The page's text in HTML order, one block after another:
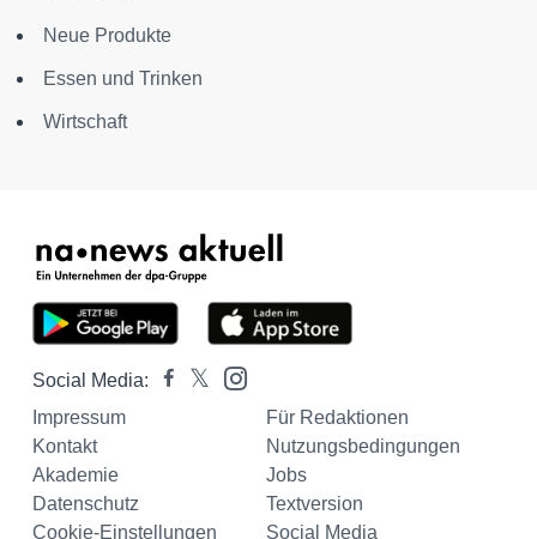
Neue Produkte
Essen und Trinken
Wirtschaft
Social Media:
Impressum
Für Redaktionen
Kontakt
Nutzungsbedingungen
Akademie
Jobs
Datenschutz
Textversion
Cookie-Einstellungen
Social Media